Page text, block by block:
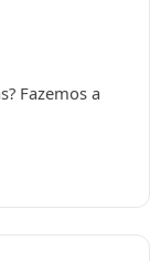
Fazemos a